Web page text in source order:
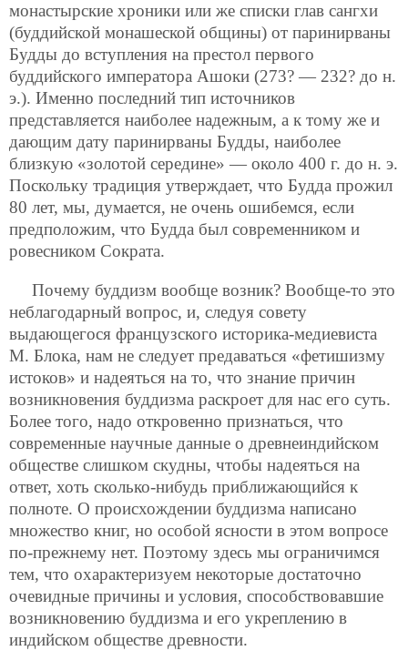
монастырские хроники или же списки глав сангхи
(буддийской монашеской общины) от паринирваны
Будды до вступления на престол первого
буддийского императора Ашоки (273? — 232? до н.
э.). Именно последний тип источников
представляется наиболее надежным, а к тому же и
дающим дату паринирваны Будды, наиболее
близкую «золотой середине» — около 400 г. до н. э.
Поскольку традиция утверждает, что Будда прожил
80 лет, мы, думается, не очень ошибемся, если
предположим, что Будда был современником и
ровесником Сократа.
Почему буддизм вообще возник? Вообще-то это
неблагодарный вопрос, и, следуя совету
выдающегося французского историка-медиевиста
М. Блока, нам не следует предаваться «фетишизму
истоков» и надеяться на то, что знание причин
возникновения буддизма раскроет для нас его суть.
Более того, надо откровенно признаться, что
современные научные данные о древнеиндийском
обществе слишком скудны, чтобы надеяться на
ответ, хоть сколько-нибудь приближающийся к
полноте. О происхождении буддизма написано
множество книг, но особой ясности в этом вопросе
по-прежнему нет. Поэтому здесь мы ограничимся
тем, что охарактеризуем некоторые достаточно
очевидные причины и условия, способствовавшие
возникновению буддизма и его укреплению в
индийском обществе древности.